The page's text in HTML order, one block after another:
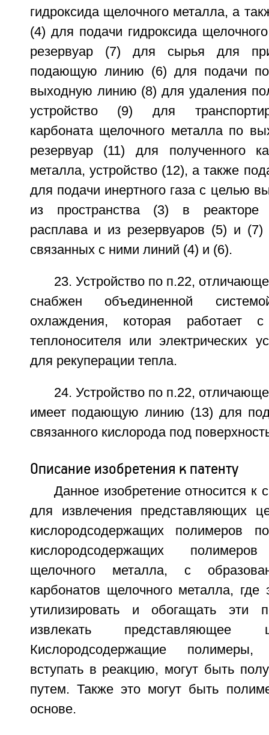
гидроксида щелочного металла, а
(4) для подачи гидроксида
резервуар (7) для сырья для
подающую линию (6) для подачи
выходную линию (8) для удаления
устройство (9) для
карбоната щелочного металла по
резервуар (11) для полученного
металла, устройство (12), а также
для подачи инертного газа с целью
из пространства (3) в реакторе
расплава и из резервуаров (5) и
связанных с ними линий (4) и (6).
23. Устройство по п.22,
снабжен объединенной
охлаждения, которая работает
теплоносителя или электрических
для рекуперации тепла.
24. Устройство по п.22,
имеет подающую линию (13) для
связанного кислорода под
Описание изобретения к патенту
Данное изобретение относится к
для извлечения представляющих
кислородсодержащих полимеров
кислородсодержащих
щелочного металла, с
карбонатов щелочного металла,
утилизировать и обогащать эти
извлекать представляющее
Кислородсодержащие
вступать в реакцию, могут быть
путем. Также это могут быть
основе.